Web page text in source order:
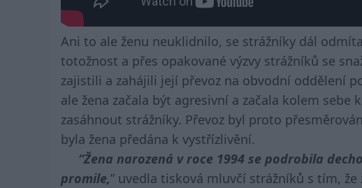
Ani to ale ženu neuklidnilo, se strážníky dál
totožnost a přes opakované výzvy strážníků se
zajistili a zahájili její převoz na obvodní oddělení
ale žena začala být agresivní a začala kolem
zasáhnout strážníky. Převoz byl proto
byla žena předána k vystřízlivění.
“Žena narozená v roce 1994 se podrobila
promile,” uvedla tisková mluvčí strážníků s tím,